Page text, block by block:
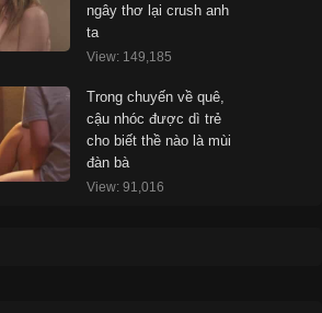
ngây thơ lại crush anh
ta
View: 149,185
Trong chuyến về quê,
cậu nhóc được dì trẻ
cho biết thề nào là mùi
đàn bà
View: 91,016